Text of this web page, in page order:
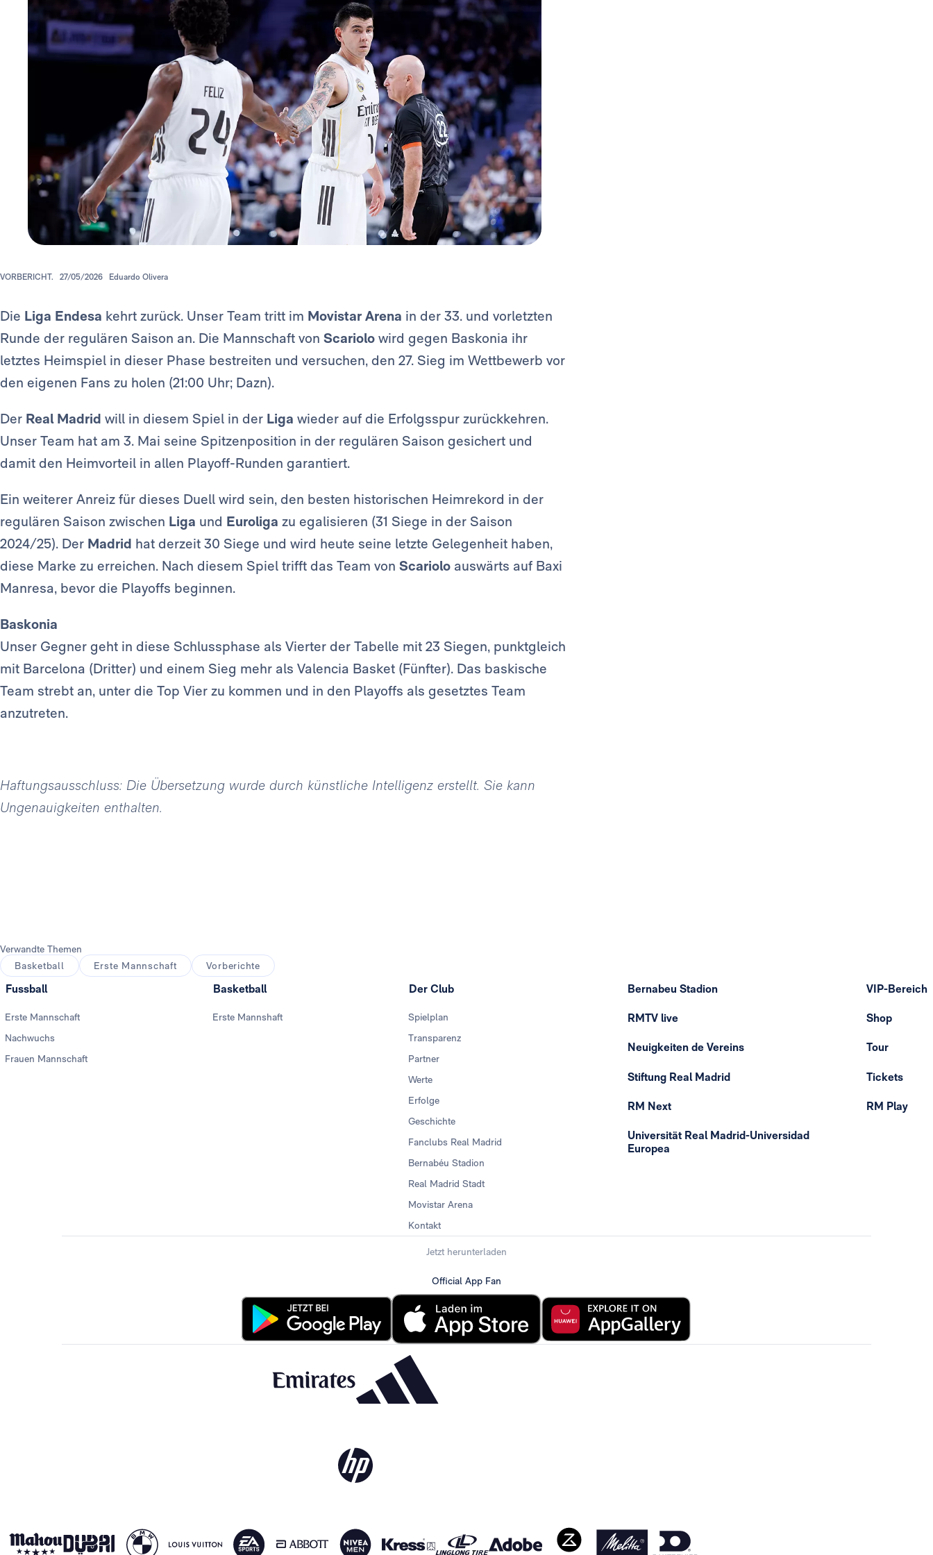
VORBERICHT. 27/05/2026 Eduardo Olivera
Die Liga Endesa kehrt zurück. Unser Team tritt im Movistar Arena in der 33. und vorletzten
Runde der regulären Saison an. Die Mannschaft von Scariolo wird gegen Baskonia ihr
letztes Heimspiel in dieser Phase bestreiten und versuchen, den 27. Sieg im Wettbewerb vor
den eigenen Fans zu holen (21:00 Uhr; Dazn).
Der Real Madrid will in diesem Spiel in der Liga wieder auf die Erfolgsspur zurückkehren.
Unser Team hat am 3. Mai seine Spitzenposition in der regulären Saison gesichert und
damit den Heimvorteil in allen Playoff-Runden garantiert.
Ein weiterer Anreiz für dieses Duell wird sein, den besten historischen Heimrekord in der
regulären Saison zwischen Liga und Euroliga zu egalisieren (31 Siege in der Saison
2024/25). Der Madrid hat derzeit 30 Siege und wird heute seine letzte Gelegenheit haben,
diese Marke zu erreichen. Nach diesem Spiel trifft das Team von Scariolo auswärts auf Baxi
Manresa, bevor die Playoffs beginnen.
Baskonia
Unser Gegner geht in diese Schlussphase als Vierter der Tabelle mit 23 Siegen, punktgleich
mit Barcelona (Dritter) und einem Sieg mehr als Valencia Basket (Fünfter). Das baskische
Team strebt an, unter die Top Vier zu kommen und in den Playoffs als gesetztes Team
anzutreten.
Haftungsausschluss: Die Übersetzung wurde durch künstliche Intelligenz erstellt. Sie kann
Ungenauigkeiten enthalten.
Verwandte Themen
Basketball
Erste Mannschaft Vorberichte
Fussball
Erste Mannschaft
Nachwuchs
Frauen Mannschaft
Basketball
Erste Mannshaft
Der Club
Spielplan
Transparenz
Partner
Werte
Erfolge
Geschichte
Fanclubs Real Madrid
Bernabéu Stadion
Real Madrid Stadt
Movistar Arena
Kontakt
Bernabeu Stadion
RMTV live
Neuigkeiten de Vereins
Stiftung Real Madrid
RM Next
Universität Real Madrid-Universidad
Europea
VIP-Bereich
Shop
Tour
Tickets
RM Play
Jetzt herunterladen
Official App Fan